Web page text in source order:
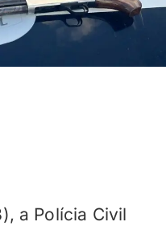
a Polícia Civil